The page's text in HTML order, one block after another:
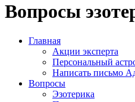
Вопросы
Главная
Акции эксперта
Персональный
Написать письмо
Вопросы
Эзотерика